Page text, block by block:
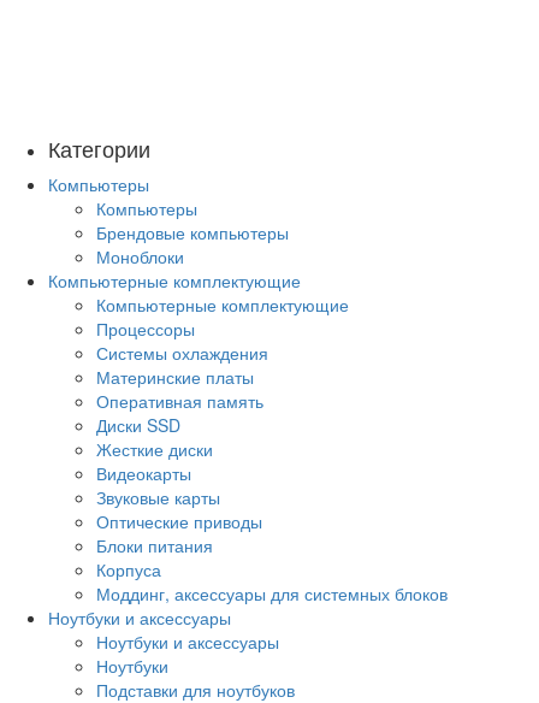
Категории
Компьютеры
Компьютеры
Брендовые компьютеры
Моноблоки
Компьютерные комплектующие
Компьютерные комплектующие
Процессоры
Системы охлаждения
Материнские платы
Оперативная память
Диски SSD
Жесткие диски
Видеокарты
Звуковые карты
Оптические приводы
Блоки питания
Корпуса
Моддинг, аксессуары для системных блоков
Ноутбуки и аксессуары
Ноутбуки и аксессуары
Ноутбуки
Подставки для ноутбуков